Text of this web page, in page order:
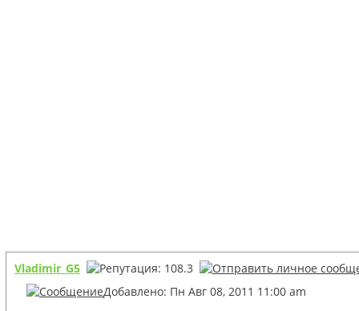
Vladimir_G5
Добавлено: Пн Авг 08, 2011 11:00 am